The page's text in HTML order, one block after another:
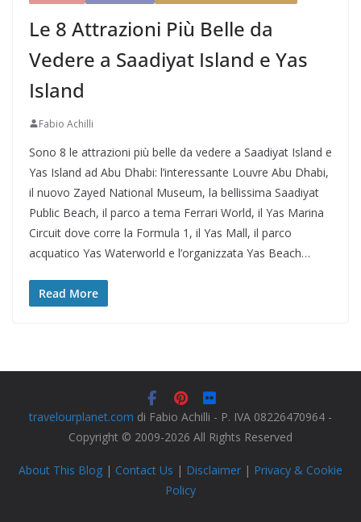
Le 8 Attrazioni Più Belle da
Vedere a Saadiyat Island e Yas
Island
Fabio Achilli
Sono 8 le attrazioni più belle da vedere a Saadiyat Island e
Yas Island ad Abu Dhabi: l’interessante Louvre Abu Dhabi,
il nuovo Zayed National Museum, la bellissima Saadiyat
Public Beach, il parco a tema Ferrari World, il Yas Marina
Circuit dove corre la Formula 1, il Yas Mall, il parco
acquatico Yas Waterworld e l’organizzata Yas Beach…
Read More
travelourplanet.com di Fabio Achilli - P. IVA 08226470964 -
Copyright © 2009-2026 All Rights Reserved
About This Blog | Contact Us | Disclaimer | Privacy & Cookie
Policy